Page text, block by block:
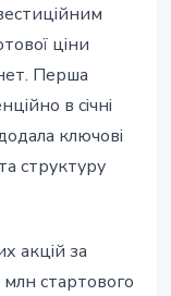
ціни
Перша
в січні
ключові
структуру
акцій за
стартового